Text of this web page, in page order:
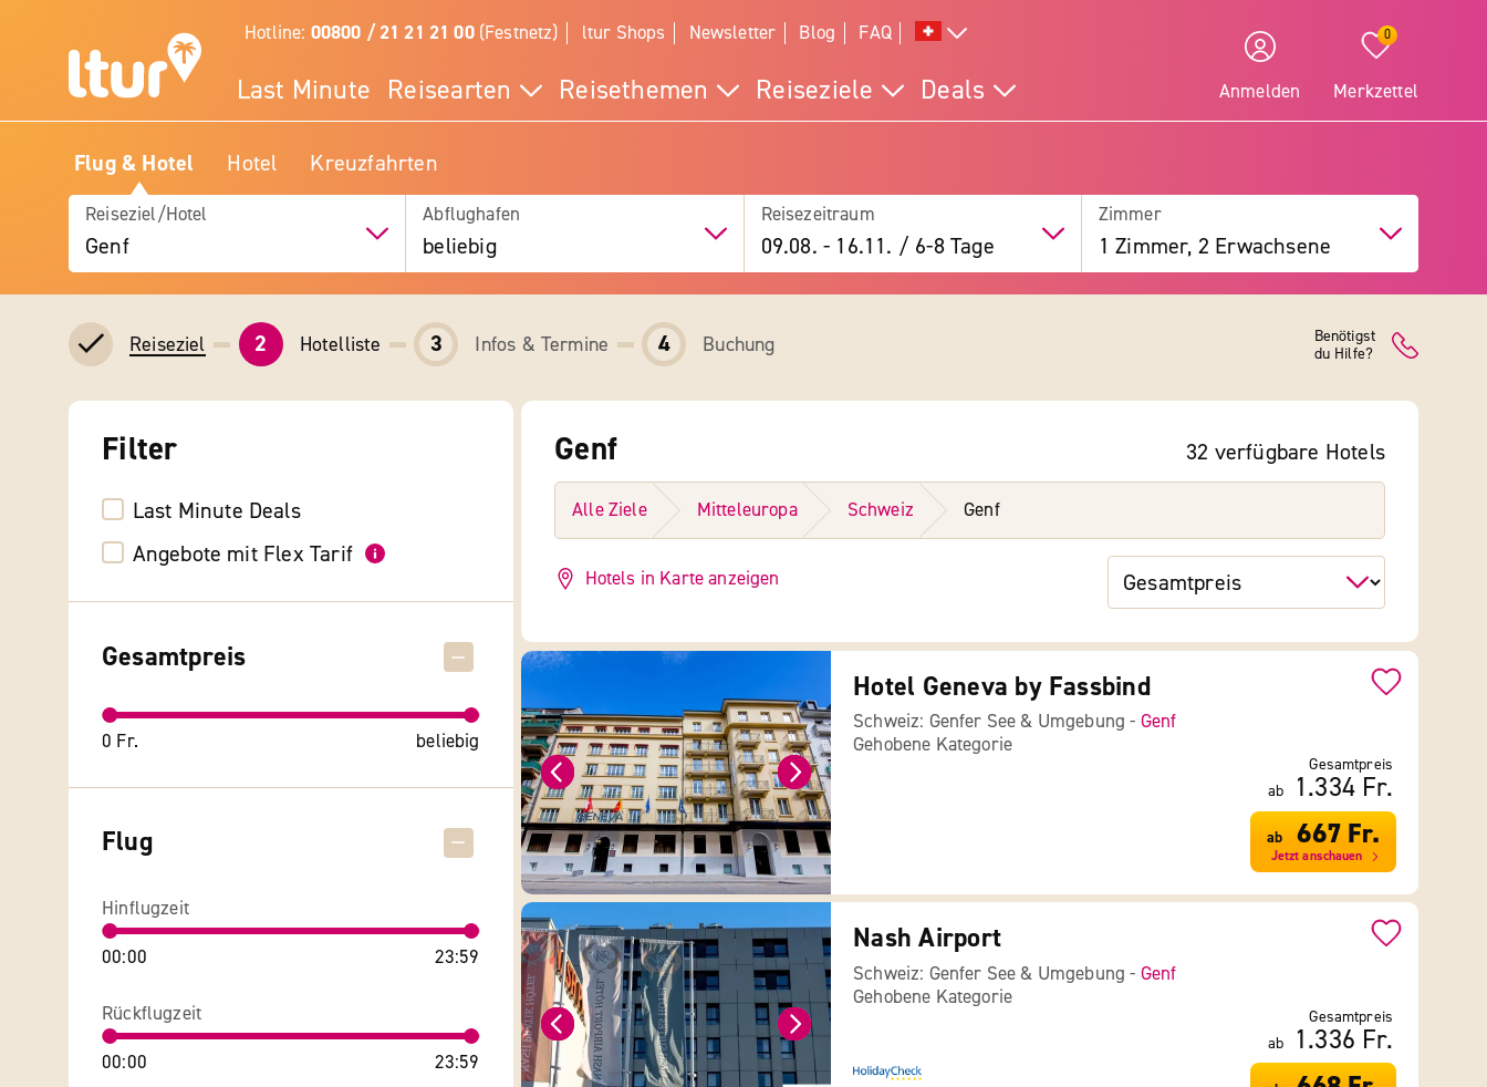
Hotline: 00800 / 21 21 21 00(Festnetz) ltur Shops Newsletter Blog FAQ
Last Minute Reisearten Reisethemen Reiseziele Deals Anmelden
0
Merkzettel
Flug & Hotel Hotel Kreuzfahrten
Reiseziel/Hotel
Genf
Abflughafen
beliebig
Reisezeitraum
09.08. - 16.11. / 6-8 Tage
Zimmer
1 Zimmer, 2 Erwachsene
Reiseziel 2 Hotelliste 3 Infos & Termine 4 Buchung
Benötigst
du Hilfe?
Filter
Last Minute Deals
Angebote mit Flex Tarif
Gesamtpreis
0 Fr. beliebig
Flug
Hinflugzeit
00:00 23:59
Rückflugzeit
00:00 23:59
Genf 32 verfügbare Hotels
Alle Ziele Mitteleuropa Schweiz Genf
Hotels in Karte anzeigen
Hotel Geneva by Fassbind
Schweiz: Genfer See & Umgebung - Genf
Gehobene Kategorie
Gesamtpreis
ab
1.334 Fr.
ab 667 Fr.
Jetzt anschauen
Nash Airport
Schweiz: Genfer See & Umgebung - Genf
Gehobene Kategorie
Gesamtpreis
ab
1.336 Fr.